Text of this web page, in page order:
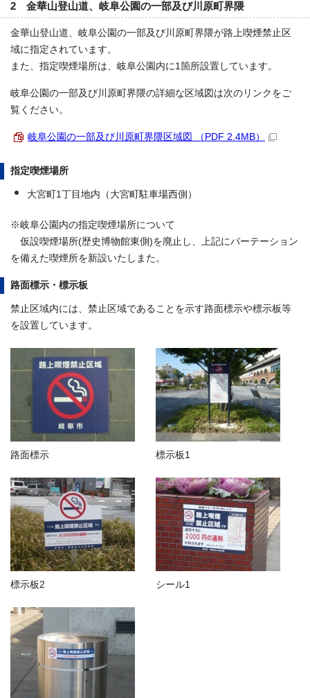
2 金華山登山道、岐阜公園の一部及び川原町界隈
金華山登山道、岐阜公園の一部及び川原町界隈が路上喫煙禁止区
域に指定されています。
また、指定喫煙場所は、岐阜公園内に1箇所設置しています。
岐阜公園の一部及び川原町界隈の詳細な区域図は次のリンクをご
覧ください。
岐阜公園の一部及び川原町界隈区域図 （PDF 2.4MB）
指定喫煙場所
大宮町1丁目地内（大宮町駐車場西側）
※岐阜公園内の指定喫煙場所について
仮設喫煙場所(歴史博物館東側)を廃止し、上記にパーテーション
を備えた喫煙所を新設いたしまた。
路面標示・標示板
禁止区域内には、禁止区域であることを示す路面標示や標示板等
を設置しています。
路面標示 標示板1
標示板2 シール1